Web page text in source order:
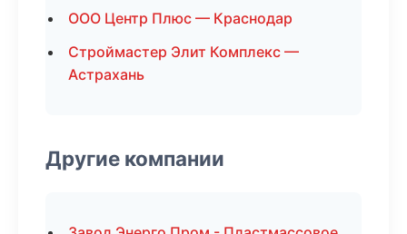
ООО Центр Плюс — Краснодар
Строймастер Элит Комплекс —
Астрахань
Другие компании